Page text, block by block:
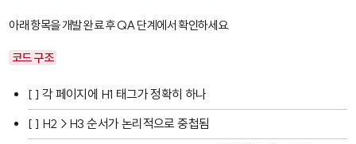
아래 항목을 개발 완료 후 QA 단계에서 확인하세요.
코드 구조
[ ] 각 페이지에 H1 태그가 정확히 하나
[ ] H2→H3 순서가 논리적으로 중첩됨